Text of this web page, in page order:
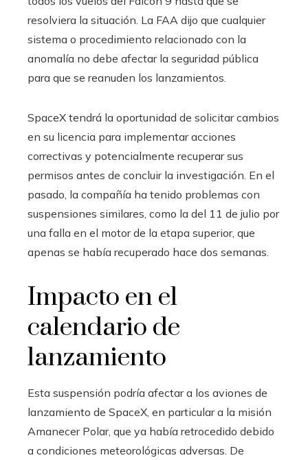
resolviera la situación. La FAA dijo que cualquier
sistema o procedimiento relacionado con la
anomalía no debe afectar la seguridad pública
para que se reanuden los lanzamientos.
SpaceX tendrá la oportunidad de solicitar cambios
en su licencia para implementar acciones
correctivas y potencialmente recuperar sus
permisos antes de concluir la investigación. En el
pasado, la compañía ha tenido problemas con
suspensiones similares, como la del 11 de julio por
una falla en el motor de la etapa superior, que
apenas se había recuperado hace dos semanas.
Impacto en el
calendario de
lanzamiento
Esta suspensión podría afectar a los aviones de
lanzamiento de SpaceX, en particular a la misión
Amanecer Polar, que ya había retrocedido debido
a condiciones meteorológicas adversas. De